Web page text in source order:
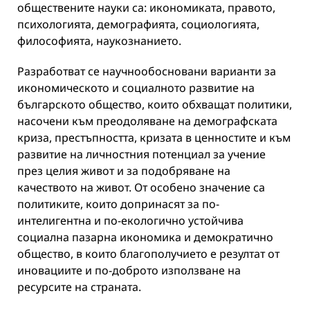
обществените науки са: икономиката, правото,
психологията, демографията, социологията,
философията, наукознанието.
Разработват се научнообосновани варианти за
икономическото и социалното развитие на
българското общество, които обхващат политики,
насочени към преодоляване на демографската
криза, престъпността, кризата в ценностите и към
развитие на личностния потенциал за учение
през целия живот и за подобряване на
качеството на живот. От особено значение са
политиките, които допринасят за по-
интелигентна и по-екологично устойчива
социална пазарна икономика и демократично
общество, в които благополучието е резултат от
иновациите и по-доброто използване на
ресурсите на страната.